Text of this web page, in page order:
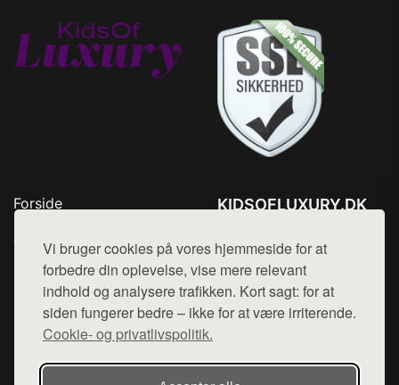
Vi bruger cookies på vores hjemmeside for at
forbedre din oplevelse, vise mere relevant
indhold og analysere trafikken. Kort sagt: for at
siden fungerer bedre – ikke for at være irriterende.
Cookie- og privatlivspolitik.
Forside
Top Rabatter
Kontakt
KIDSOFLUXURY.DK
Mail: hej@want.dk
Cookie- og privatlivspolitik